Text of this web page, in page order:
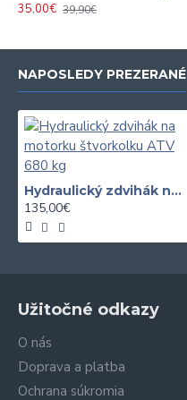
35,00€ 39,90€
NAPOSLEDY PREZERANÉ
Hydraulický zdvihák na motorku štvorkolku ATV 680 kg
135,00€
Užitočné odkazy
O nás
Doprava a platba
Ochrana súkromia